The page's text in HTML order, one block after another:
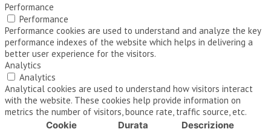
Performance
Performance
Performance cookies are used to understand and analyze the key
performance indexes of the website which helps in delivering a
better user experience for the visitors.
Analytics
Analytics
Analytical cookies are used to understand how visitors interact
with the website. These cookies help provide information on
metrics the number of visitors, bounce rate, traffic source, etc.
Cookie
Durata Descrizione